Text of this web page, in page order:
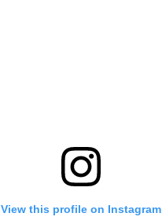
View this profile on Instagram